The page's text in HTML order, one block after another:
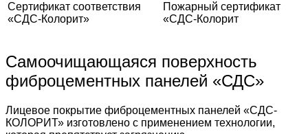
Сертификат соответствия
«СДС-Колорит»
Пожарный сертификат
«СДС-Колорит
Самоочищающаяся поверхность
фиброцементных панелей «СДС»
Лицевое покрытие фиброцементных панелей «СДС-
КОЛОРИТ» изготовлено с применением технологии,